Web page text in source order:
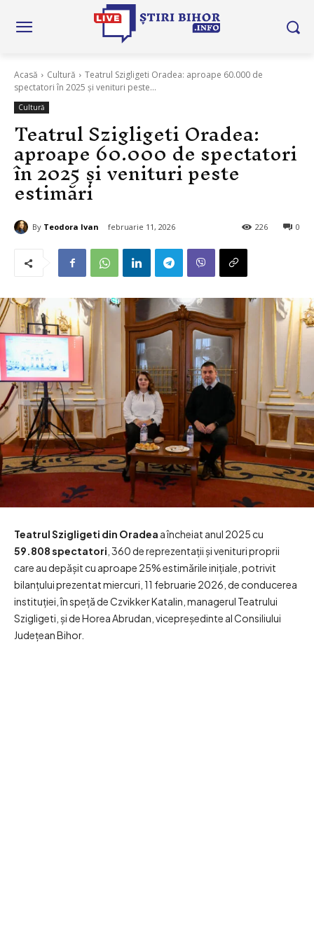
Acasă Cultură
Teatrul Szigligeti Oradea: aproape 60.000 de
spectatori în 2025 și venituri peste...
Cultură
Teatrul Szigligeti Oradea:
aproape 60.000 de spectatori
în 2025 și venituri peste
estimări
By Teodora Ivan februarie 11, 2026 0
226
Teatrul Szigligeti din Oradea a încheiat anul 2025 cu
59.808 spectatori , 360 de reprezentații și venituri proprii
care au depășit cu aproape 25% estimările inițiale, potrivit
bilanțului prezentat miercuri, 11 februarie 2026, de conducerea
instituției, în speță de Czvikker Katalin, managerul Teatrului
Szigligeti, și de Horea Abrudan, vicepreședinte al Consiliului
Județean Bihor.